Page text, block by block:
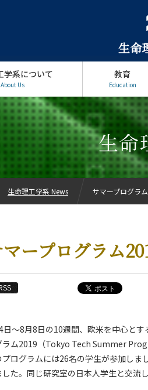
生命
学系について
About Us
教育
Education
生命
ープログラム
日～8月8日の10週間、欧米を中心と
ラム2019（Tokyo Tech Summer
プログラムには26名の学生が参加しま
した。同じ研究室の日本人学生と交流
生命理工学系 News サマープログラ